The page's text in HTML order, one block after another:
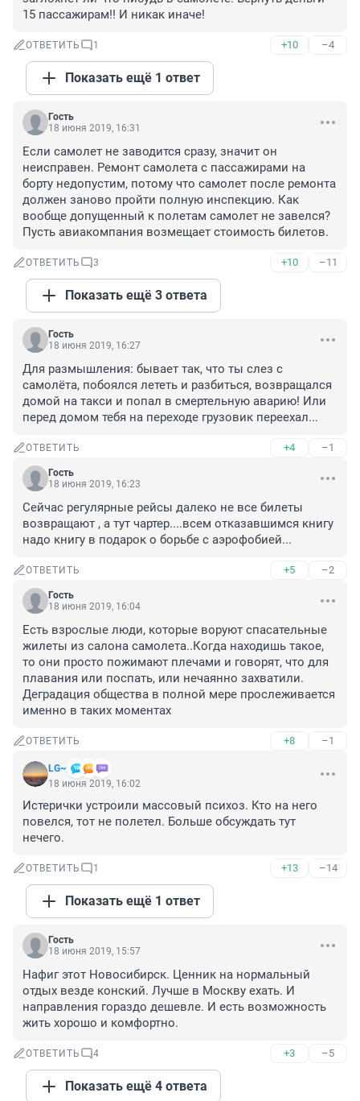
15 пассажирам!! И никак иначе!
ОТВЕТИТЬ 1 +10 –4
Показать ещё 1 ответ
Гость
18 июня 2019, 16:31
Если самолет не заводится сразу, значит он
неисправен. Ремонт самолета с пассажирами на
борту недопустим, потому что самолет после ремонта
должен заново пройти полную инспекцию. Как
вообще допущенный к полетам самолет не завелся?
Пусть авиакомпания возмещает стоимость билетов.
ОТВЕТИТЬ 3 +10 –11
Показать ещё 3 ответа
Гость
18 июня 2019, 16:27
Для размышления: бывает так, что ты слез с
самолёта, побоялся лететь и разбиться, возвращался
домой на такси и попал в смертельную аварию! Или
перед домом тебя на переходе грузовик переехал...
ОТВЕТИТЬ +4 –1
Гость
18 июня 2019, 16:23
Сейчас регулярные рейсы далеко не все билеты
возвращают , а тут чартер....всем отказавшимся книгу
надо книгу в подарок о борьбе с аэрофобией...
ОТВЕТИТЬ +5 –2
Гость
18 июня 2019, 16:04
Есть взрослые люди, которые воруют спасательные
жилеты из салона самолета..Когда находишь такое,
то они просто пожимают плечами и говорят, что для
плавания или поспать, или нечаянно захватили.
Деградация общества в полной мере прослеживается
именно в таких моментах
ОТВЕТИТЬ +8 –1
LG~
18 июня 2019, 16:02
Истерички устроили массовый психоз. Кто на него
повелся, тот не полетел. Больше обсуждать тут
нечего.
ОТВЕТИТЬ 1 +13 –14
Показать ещё 1 ответ
Гость
18 июня 2019, 15:57
Нафиг этот Новосибирск. Ценник на нормальный
отдых везде конский. Лучше в Москву ехать. И
направления гораздо дешевле. И есть возможность
жить хорошо и комфортно.
ОТВЕТИТЬ 4 +3 –5
Показать ещё 4 ответа